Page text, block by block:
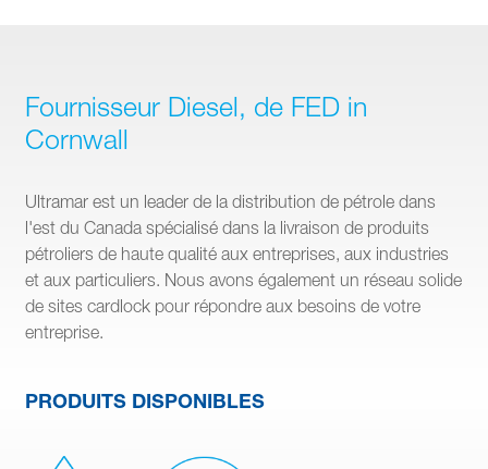
Fournisseur Diesel, de FED in
Cornwall
Ultramar est un leader de la distribution de pétrole dans
l'est du Canada spécialisé dans la livraison de produits
pétroliers de haute qualité aux entreprises, aux industries
et aux particuliers. Nous avons également un réseau solide
de sites cardlock pour répondre aux besoins de votre
entreprise.
PRODUITS DISPONIBLES